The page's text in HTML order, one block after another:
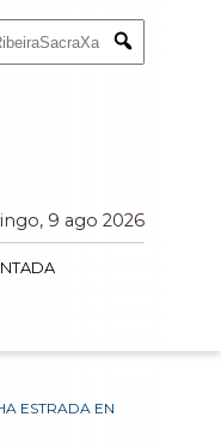
Submit
9 ago 2026
ESTRADA EN